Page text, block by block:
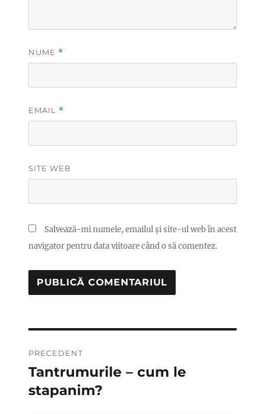
NUME *
EMAIL *
SITE WEB
Salvează-mi numele, emailul și site-ul web în acest
navigator pentru data viitoare când o să comentez.
în
articole
PRECEDENT
Articolul
anterior:
Tantrumurile – cum le
stapanim?